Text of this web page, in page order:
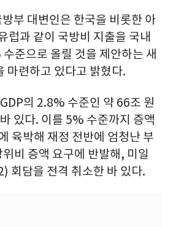
부 대변인은 한국을 비롯한 아
럽과 같이 국방비 지출을 국내
준으로 올릴 것을 제안하는 새
마련하고 있다고 밝혔다.
의 2.8% 수준인 약 66조 원
있다. 이를 5% 수준까지 증액
육박해 재정 전반에 엄청난 부
비 증액 요구에 반발해, 미일
회담을 전격 취소한 바 있다.